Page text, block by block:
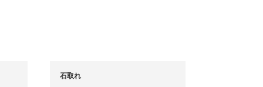
石取れ